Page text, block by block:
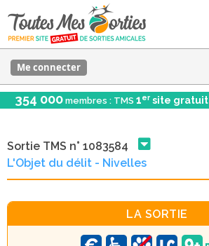
Me connecter
354 000 membres : TMS 1er site gratuit
Sortie TMS n° 1083584
L'Objet du délit - Nivelles
LA SORTIE